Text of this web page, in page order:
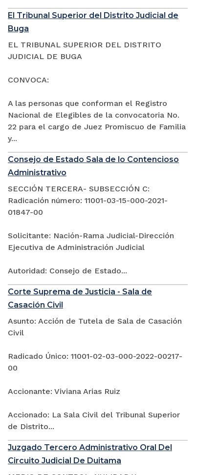
El Tribunal Superior del Distrito Judicial de
Buga
EL TRIBUNAL SUPERIOR DEL DISTRITO
JUDICIAL DE BUGA
CONVOCA:
A las personas que conforman el Registro
Nacional de Elegibles de la convocatoria No.
22 para el cargo de Juez Promiscuo de Familia
y...
Consejo de Estado Sala de lo Contencioso
Administrativo
SECCIÓN TERCERA- SUBSECCIÓN C:
Radicación número: 11001-03-15-000-2021-
01847-00
Solicitante: Nación-Rama Judicial-Dirección
Ejecutiva de Administración Judicial
Autoridad: Consejo de Estado...
Corte Suprema de Justicia - Sala de
Casación Civil
Asunto: Acción de Tutela de Sala de Casación
Civil
Radicado Único: 11001-02-03-000-2022-00217-
00
Accionante: Viviana Arias Ruiz
Accionado: La Sala Civil del Tribunal Superior
de Distrito...
Juzgado Tercero Administrativo Oral Del
Circuito Judicial De Duitama